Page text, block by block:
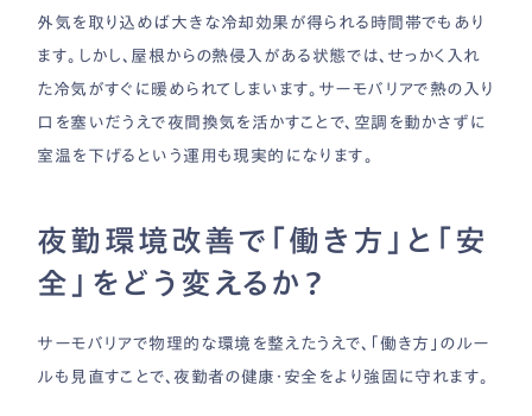
外気を取り込めば大きな冷却効果が得られる時間帯でもあり
ます。しかし、屋根からの熱侵入がある状態では、せっかく入れ
た冷気がすぐに暖められてしまいます。サーモバリアで熱の入り
口を塞いだうえで夜間換気を活かすことで、空調を動かさずに
室温を下げるという運用も現実的になります。
夜勤環境改善で「働き方」と「安
全」をどう変えるか？
サーモバリアで物理的な環境を整えたうえで、「働き方」のルー
ルも見直すことで、夜勤者の健康・安全をより強固に守れます。